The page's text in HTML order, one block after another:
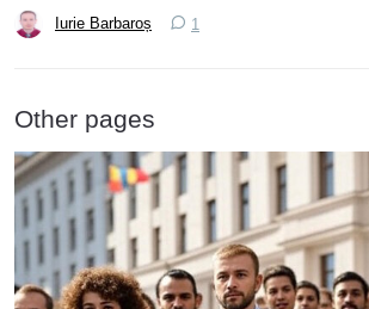
Iurie Barbaroș 1
Other pages